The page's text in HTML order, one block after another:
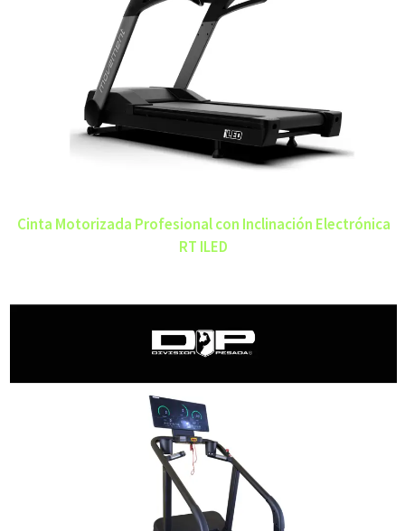
Cinta Motorizada Profesional con Inclinación Electrónica
RT ILED